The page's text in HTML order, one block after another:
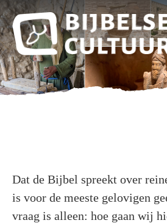
Dat de Bijbel spreekt over
is voor de meeste gelovigen
vraag is alleen: hoe gaan wij